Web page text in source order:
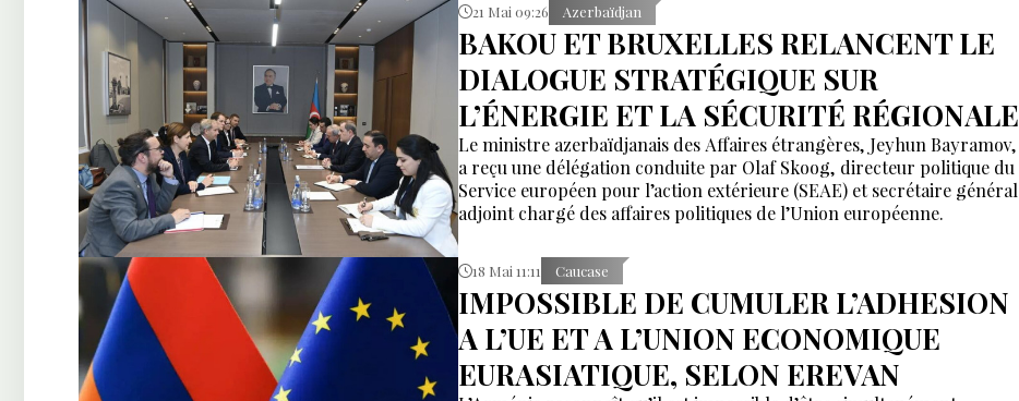
21 Mai 09:26 Azerbaïdjan
BAKOU ET BRUXELLES RELANCENT LE
DIALOGUE STRATÉGIQUE SUR
L’ÉNERGIE ET LA SÉCURITÉ RÉGIONALE
Le ministre azerbaïdjanais des Affaires étrangères, Jeyhun Bayramov,
a reçu une délégation conduite par Olaf Skoog, directeur politique du
Service européen pour l’action extérieure (SEAE) et secrétaire général
adjoint chargé des affaires politiques de l’Union européenne.
18 Mai 11:11 Caucase
IMPOSSIBLE DE CUMULER L’ADHESION
A L’UE ET A L’UNION ECONOMIQUE
EURASIATIQUE, SELON EREVAN